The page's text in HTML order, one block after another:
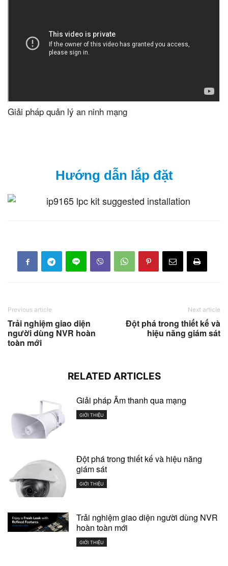
Giải pháp quản lý an ninh mạng
Hướng dẫn lắp đặt
Previous article
Trải nghiệm giao diện
người dùng NVR hoàn
toàn mới
Next article
Đột phá trong thiết kế và
hiệu năng giám sát
RELATED ARTICLES
Giải pháp Âm thanh qua mạng
GIỚI THIỆU
Đột phá trong thiết kế và hiệu năng
giám sát
GIỚI THIỆU
Trải nghiệm giao diện người dùng NVR
hoàn toàn mới
GIỚI THIỆU